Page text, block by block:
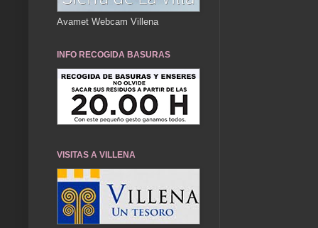
Avamet Webcam Villena
INFO RECOGIDA BASURAS
VISITAS A VILLENA